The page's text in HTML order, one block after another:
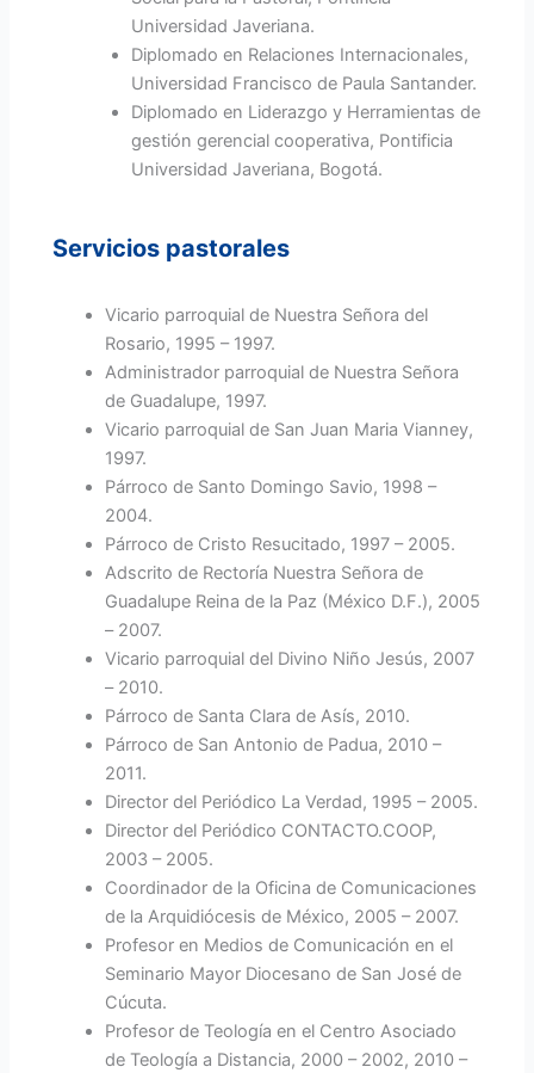
Universidad Javeriana.
Diplomado en Relaciones Internacionales,
Universidad Francisco de Paula Santander.
Diplomado en Liderazgo y Herramientas de
gestión gerencial cooperativa, Pontificia
Universidad Javeriana, Bogotá.
Servicios pastorales
Vicario parroquial de Nuestra Señora del
Rosario, 1995 – 1997.
Administrador parroquial de Nuestra Señora
de Guadalupe, 1997.
Vicario parroquial de San Juan Maria Vianney,
1997.
Párroco de Santo Domingo Savio, 1998 –
2004.
Párroco de Cristo Resucitado, 1997 – 2005.
Adscrito de Rectoría Nuestra Señora de
Guadalupe Reina de la Paz (México D.F.), 2005
– 2007.
Vicario parroquial del Divino Niño Jesús, 2007
– 2010.
Párroco de Santa Clara de Asís, 2010.
Párroco de San Antonio de Padua, 2010 –
2011.
Director del Periódico La Verdad, 1995 – 2005.
Director del Periódico CONTACTO.COOP,
2003 – 2005.
Coordinador de la Oficina de Comunicaciones
de la Arquidiócesis de México, 2005 – 2007.
Profesor en Medios de Comunicación en el
Seminario Mayor Diocesano de San José de
Cúcuta.
Profesor de Teología en el Centro Asociado
de Teología a Distancia, 2000 – 2002, 2010 –